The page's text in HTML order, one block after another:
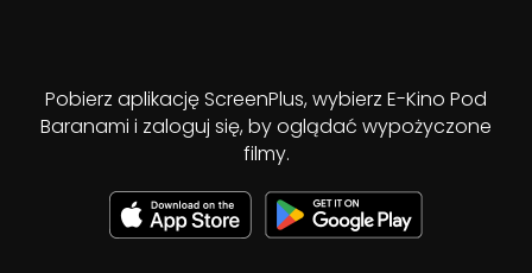
Pobierz aplikację ScreenPlus, wybierz E-Kino Pod
Baranami i zaloguj się, by oglądać wypożyczone
filmy.